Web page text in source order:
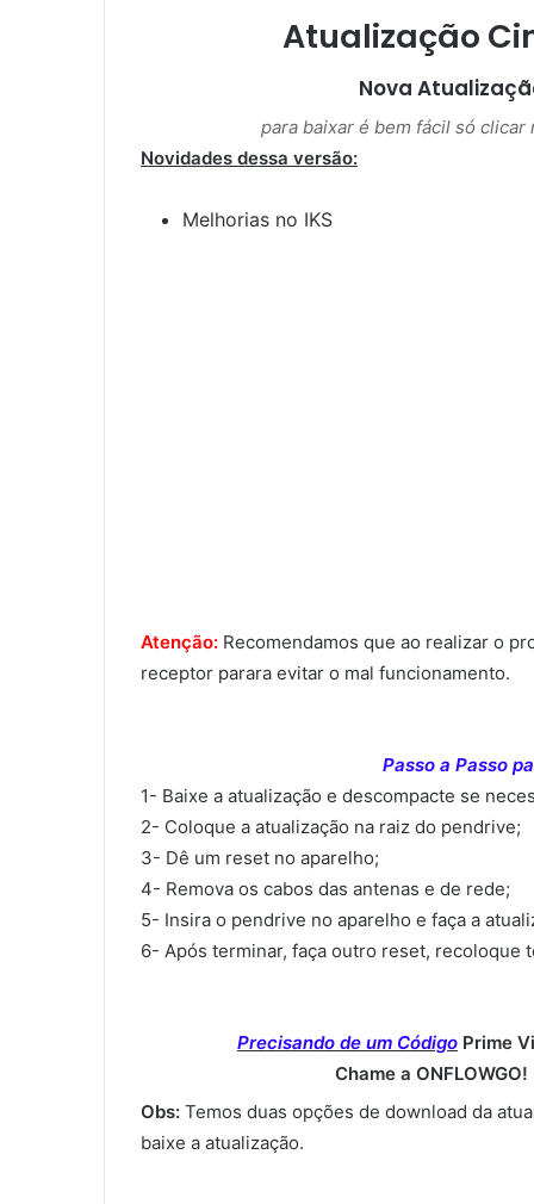
Atualização
Nova
para baixar é bem fácil só clicar
Novidades dessa versão:
Melhorias no IKS
Atenção: Recomendamos que ao realizar o
receptor parara evitar o mal funcionamento.
Passo a Passo
1- Baixe a atualização e descompacte se
2- Coloque a atualização na raiz do pendrive;
3- Dê um reset no aparelho;
4- Remova os cabos das antenas e de rede;
5- Insira o pendrive no aparelho e faça a
6- Após terminar, faça outro reset, recoloque
Precisando de um Código Prime
Chame a
Obs: Temos duas opções de download da
baixe a atualização.